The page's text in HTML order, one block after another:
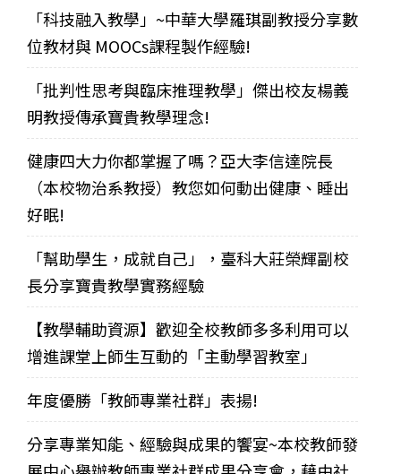
「科技融入教學」~中華大學羅琪副教授分享數
位教材與 MOOCs課程製作經驗!
「批判性思考與臨床推理教學」傑出校友楊義
明教授傳承寶貴教學理念!
健康四大力你都掌握了嗎？亞大李信達院長
（本校物治系教授）教您如何動出健康、睡出
好眠!
「幫助學生，成就自己」，臺科大莊榮輝副校
長分享寶貴教學實務經驗
【教學輔助資源】歡迎全校教師多多利用可以
增進課堂上師生互動的「主動學習教室」
年度優勝「教師專業社群」表揚!
分享專業知能、經驗與成果的饗宴~本校教師發